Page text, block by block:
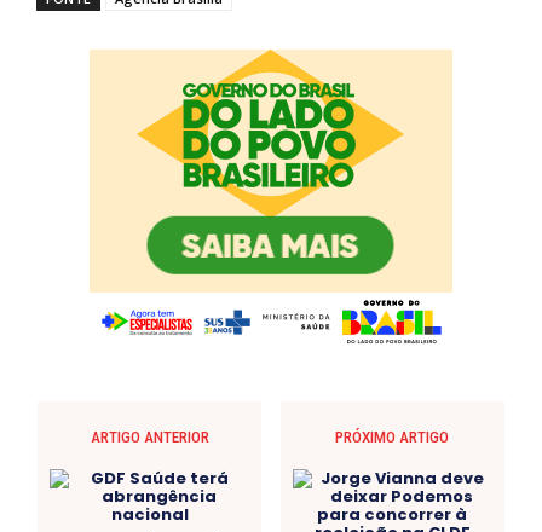
ARTIGO ANTERIOR PRÓXIMO ARTIGO